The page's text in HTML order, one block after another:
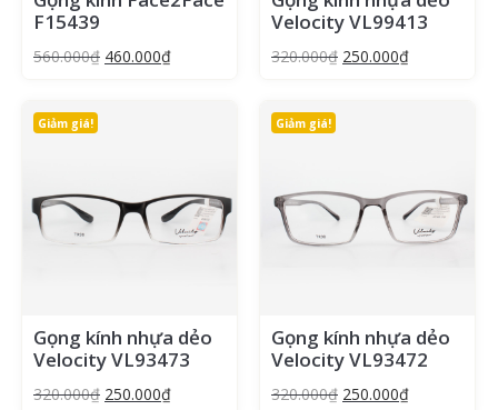
F15439
560.000₫ 460.000₫
Velocity VL99413
320.000₫ 250.000₫
Giảm giá!
Gọng kính nhựa dẻo
Velocity VL93473
320.000₫ 250.000₫
Giảm giá!
Gọng kính nhựa dẻo
Velocity VL93472
320.000₫ 250.000₫